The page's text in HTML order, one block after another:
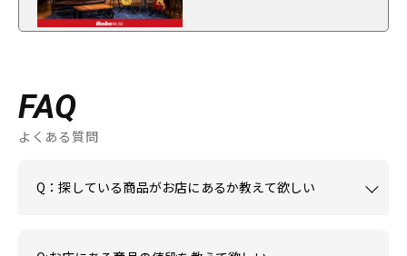
FAQ
よくある質問
Q：探している商品がお店にあるか教えて欲しい